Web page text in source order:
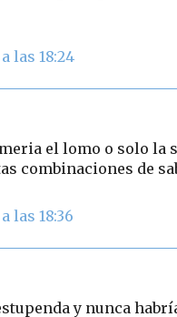
las 18:24
el lomo o solo la
combinaciones de
las 18:36
y nunca